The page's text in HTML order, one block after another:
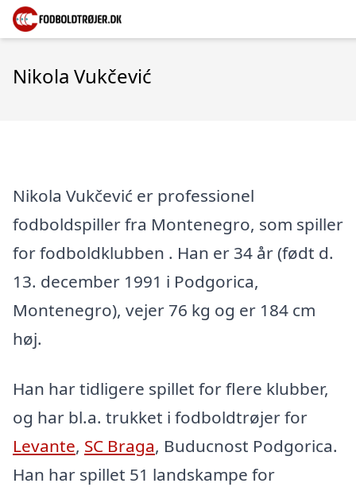
Nikola Vukčević
Nikola Vukčević er professionel
fodboldspiller fra Montenegro, som spiller
for fodboldklubben . Han er 34 år (født d.
13. december 1991 i Podgorica,
Montenegro), vejer 76 kg og er 184 cm
høj.
Han har tidligere spillet for flere klubber,
og har bl.a. trukket i fodboldtrøjer for
Levante, SC Braga, Buducnost Podgorica.
Han har spillet 51 landskampe for